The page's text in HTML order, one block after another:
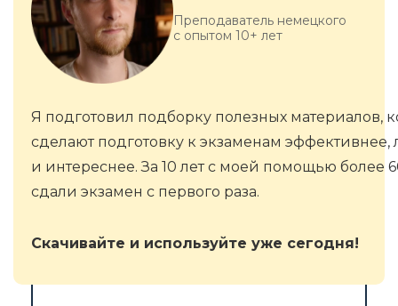
Преподаватель немецкого
с опытом 10+ лет
Я подготовил подборку полезных материалов,
сделают подготовку к экзаменам эффективнее,
и интереснее. За 10 лет с моей помощью более
сдали экзамен с первого раза.
Скачивайте и используйте уже сегодня!